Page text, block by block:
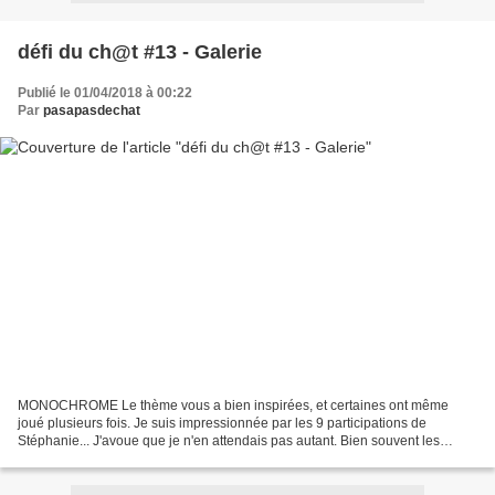
défi du ch@t #13 - Galerie
Publié le 01/04/2018 à 00:22
Par pasapasdechat
MONOCHROME Le thème vous a bien inspirées, et certaines ont même
joué plusieurs fois. Je suis impressionnée par les 9 participations de
Stéphanie... J'avoue que je n'en attendais pas autant. Bien souvent les